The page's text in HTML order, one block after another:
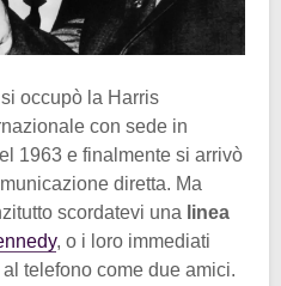
occupò la Harris
con sede in
1963 e finalmente si arrivò
diretta. Ma
scordatevi una linea
, o i loro immediati
telefono come due amici.